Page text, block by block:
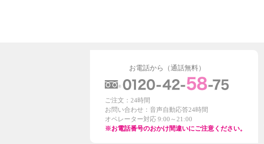
お電話から（通話無料）
ご注文：24時間
お問い合わせ：音声自動応答24時間
オペレーター対応 9:00～21:00
※お電話番号のおかけ間違いにご注意ください。